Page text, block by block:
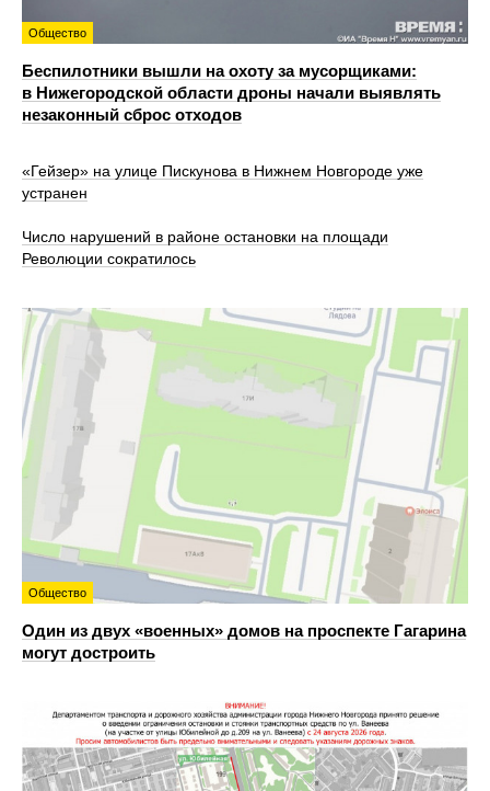
Общество
Беспилотники вышли на охоту за мусорщиками:
в Нижегородской области дроны начали выявлять
незаконный сброс отходов
«Гейзер» на улице Пискунова в Нижнем Новгороде уже
устранен
Число нарушений в районе остановки на площади
Революции сократилось
Общество
Один из двух «военных» домов на проспекте Гагарина
могут достроить